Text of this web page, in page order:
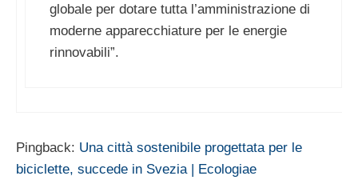
globale per dotare tutta l’amministrazione di
moderne apparecchiature per le energie
rinnovabili”.
Pingback: Una città sostenibile progettata per le
biciclette, succede in Svezia | Ecologiae